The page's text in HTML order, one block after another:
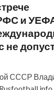
и
не
СССР